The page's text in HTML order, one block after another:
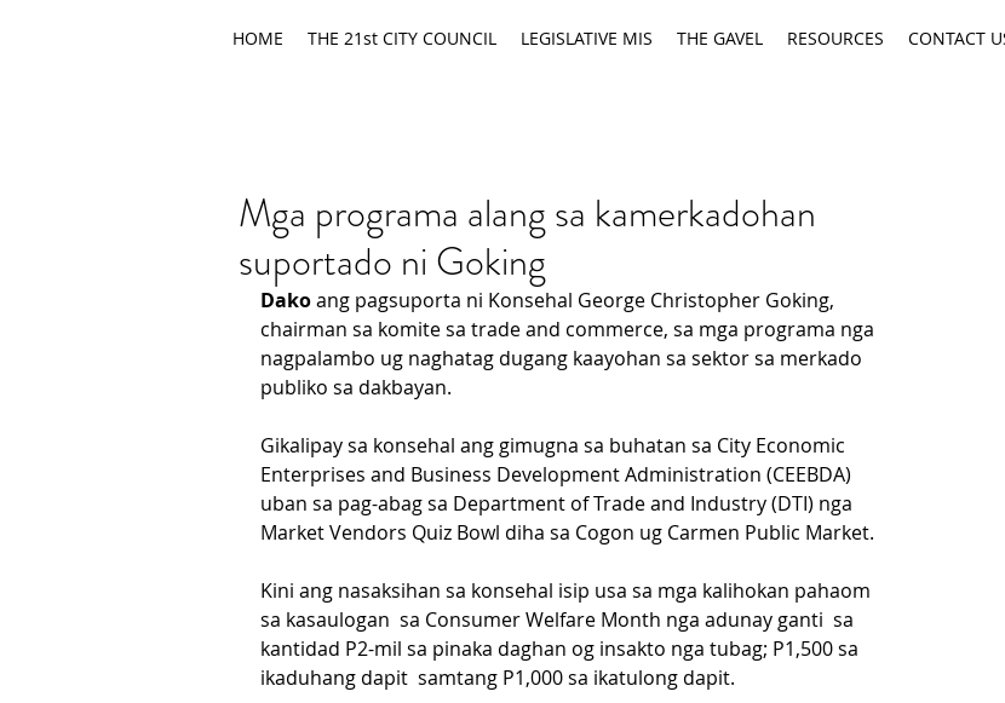
HOME THE 21st CITY COUNCIL LEGISLATIVE MIS THE GAVEL RESOURCES CONTACT
Mga programa alang sa kamerkadohan
suportado ni Goking
Dako ang pagsuporta ni Konsehal George Christopher Goking,
chairman sa komite sa trade and commerce, sa mga programa nga
nagpalambo ug naghatag dugang kaayohan sa sektor sa merkado
publiko sa dakbayan.
Gikalipay sa konsehal ang gimugna sa buhatan sa City Economic
Enterprises and Business Development Administration (CEEBDA)
uban sa pag-abag sa Department of Trade and Industry (DTI) nga
Market Vendors Quiz Bowl diha sa Cogon ug Carmen Public Market.
Kini ang nasaksihan sa konsehal isip usa sa mga kalihokan pahaom
sa kasaulogan  sa Consumer Welfare Month nga adunay ganti  sa
kantidad P2-mil sa pinaka daghan og insakto nga tubag; P1,500 sa
ikaduhang dapit  samtang P1,000 sa ikatulong dapit.